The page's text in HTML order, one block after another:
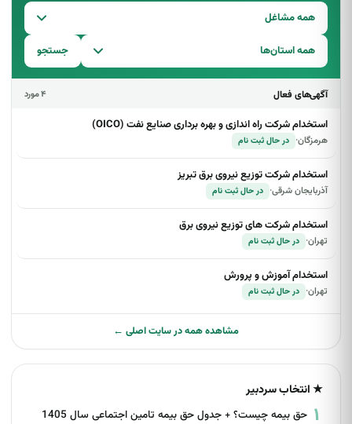
همه مشاغل
همه استان‌ها جستجو
آگهی‌های فعال ۴ مورد
استخدام شرکت راه اندازی و بهره برداری صنایع نفت (OICO)
هرمزگان· در حال ثبت نام
استخدام شرکت توزیع نیروی برق تبریز
آذربایجان شرقی· در حال ثبت نام
استخدام شرکت های توزیع نیروی برق
تهران· در حال ثبت نام
استخدام آموزش و پرورش
تهران· در حال ثبت نام
مشاهده همه در سایت اصلی ←
★ انتخاب سردبیر
حق بیمه چیست؟ + جدول حق بیمه تامین اجتماعی سال 1405